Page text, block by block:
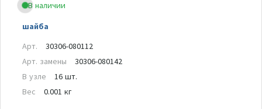
В наличии
шайба
Арт.
30306-080112
Арт. замены
30306-080142
В узле
16 шт.
Вес
0.001 кг